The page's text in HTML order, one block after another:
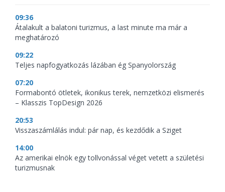
09:36
Átalakult a balatoni turizmus, a last minute ma már a
meghatározó
09:22
Teljes napfogyatkozás lázában ég Spanyolország
07:20
Formabontó ötletek, ikonikus terek, nemzetközi elismerés
– Klasszis TopDesign 2026
20:53
Visszaszámlálás indul: pár nap, és kezdődik a Sziget
14:00
Az amerikai elnök egy tollvonással véget vetett a születési
turizmusnak